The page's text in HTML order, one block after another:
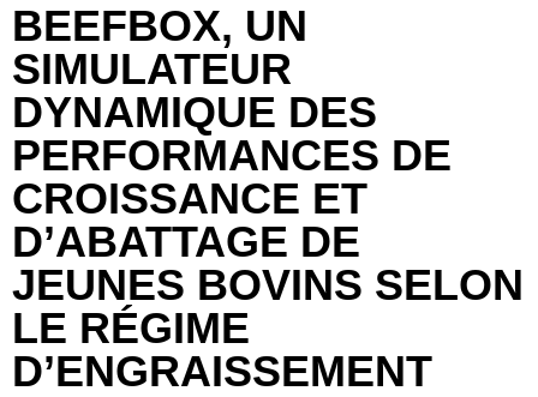
BEEFBOX, UN
SIMULATEUR
DYNAMIQUE DES
PERFORMANCES DE
CROISSANCE ET
D’ABATTAGE DE
JEUNES BOVINS SELON
LE RÉGIME
D’ENGRAISSEMENT